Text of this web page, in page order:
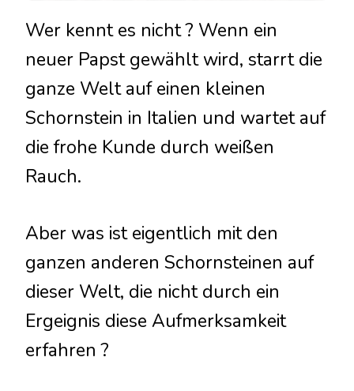
Wer kennt es nicht ? Wenn ein
neuer Papst gewählt wird, starrt die
ganze Welt auf einen kleinen
Schornstein in Italien und wartet auf
die frohe Kunde durch weißen
Rauch.
Aber was ist eigentlich mit den
ganzen anderen Schornsteinen auf
dieser Welt, die nicht durch ein
Ergeignis diese Aufmerksamkeit
erfahren ?